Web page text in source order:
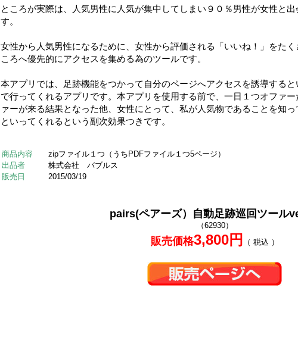
ところが実際は、人気男性に人気が集中してしまい９０％男性が女性と
す。
女性から人気男性になるために、女性から評価される「いいね！」をた
ころへ優先的にアクセスを集める為のツールです。
本アプリでは、足跡機能をつかって自分のページへアクセスを誘導する
で行ってくれるアプリです。本アプリを使用する前で、一日１つオファ
ァーが来る結果となった他、女性にとって、私が人気物であることを知
といってくれるという副次効果つきです。
商品内容
zipファイル１つ（うちPDFファイル１つ5ページ）
出品者
株式会社 バブルス
販売日
2015/03/19
pairs(ペアーズ）自動足跡巡回ツール
（62930）
販売価格3,800円 （ 税込 ）